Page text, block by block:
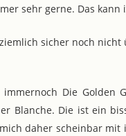
sehr gerne. Das kann
sicher noch nicht
Die Golden
Blanche. Die ist ein
daher scheinbar mit